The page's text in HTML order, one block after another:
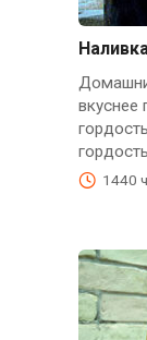
вкуснее
1440